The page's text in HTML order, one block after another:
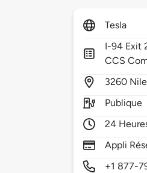
Tesla
I-94 Exit
CCS
3260
Publique
24
Appli
+1 877-